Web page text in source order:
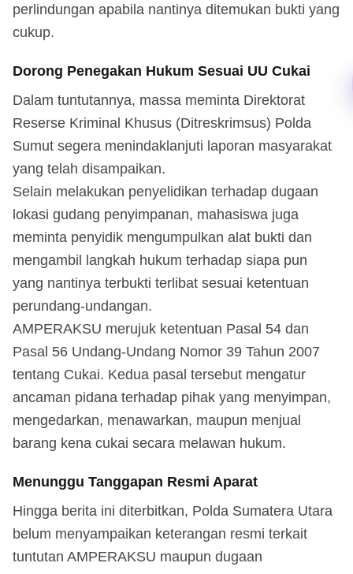
perlindungan apabila nantinya ditemukan bukti yang
cukup.
Dorong Penegakan Hukum Sesuai UU Cukai
Dalam tuntutannya, massa meminta Direktorat
Reserse Kriminal Khusus (Ditreskrimsus) Polda
Sumut segera menindaklanjuti laporan masyarakat
yang telah disampaikan.
Selain melakukan penyelidikan terhadap dugaan
lokasi gudang penyimpanan, mahasiswa juga
meminta penyidik mengumpulkan alat bukti dan
mengambil langkah hukum terhadap siapa pun
yang nantinya terbukti terlibat sesuai ketentuan
perundang-undangan.
AMPERAKSU merujuk ketentuan Pasal 54 dan
Pasal 56 Undang-Undang Nomor 39 Tahun 2007
tentang Cukai. Kedua pasal tersebut mengatur
ancaman pidana terhadap pihak yang menyimpan,
mengedarkan, menawarkan, maupun menjual
barang kena cukai secara melawan hukum.
Menunggu Tanggapan Resmi Aparat
Hingga berita ini diterbitkan, Polda Sumatera Utara
belum menyampaikan keterangan resmi terkait
tuntutan AMPERAKSU maupun dugaan